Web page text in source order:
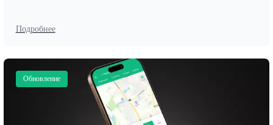
Подробнее
Обновление